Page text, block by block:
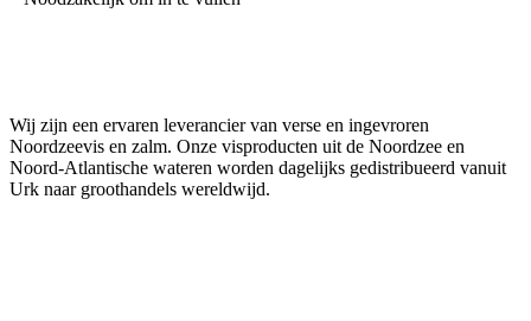
Wij zijn een ervaren leverancier van verse en ingevroren
Noordzeevis en zalm. Onze visproducten uit de Noordzee en
Noord-Atlantische wateren worden dagelijks gedistribueerd vanuit
Urk naar groothandels wereldwijd.